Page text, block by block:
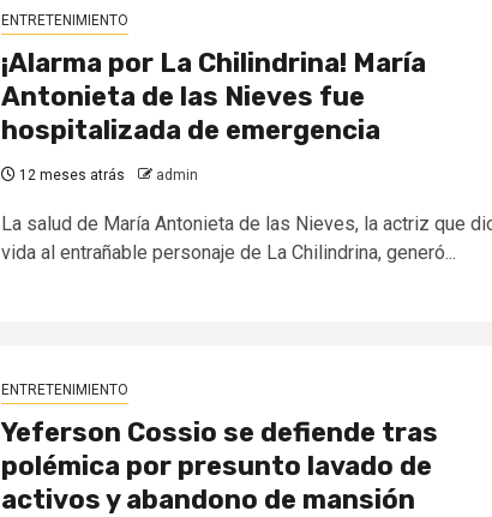
ENTRETENIMIENTO
¡Alarma por La Chilindrina! María
Antonieta de las Nieves fue
hospitalizada de emergencia
12 meses atrás admin
La salud de María Antonieta de las Nieves, la actriz que
vida al entrañable personaje de La Chilindrina, generó...
ENTRETENIMIENTO
Yeferson Cossio se defiende tras
polémica por presunto lavado de
activos y abandono de mansión